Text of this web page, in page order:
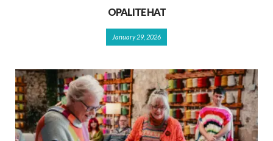
OPALITE HAT
January 29, 2026